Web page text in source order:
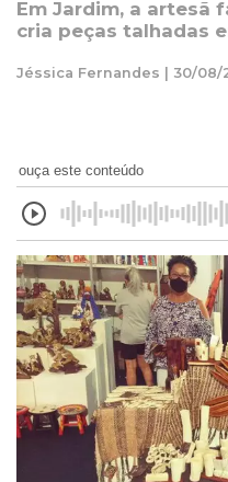
Em Jardim, a artesã
cria peças talhadas
Jéssica Fernandes | 30/08/
ouça este conteúdo